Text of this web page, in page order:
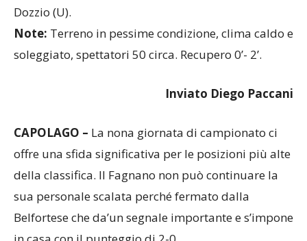
Dozzio (U).
Note: Terreno in pessime condizione, clima caldo e
soleggiato, spettatori 50 circa. Recupero 0’- 2’.
Inviato Diego Paccani
CAPOLAGO – La nona giornata di campionato ci
offre una sfida significativa per le posizioni più alte
della classifica. Il Fagnano non può continuare la
sua personale scalata perché fermato dalla
Belfortese che da’un segnale importante e s’impone